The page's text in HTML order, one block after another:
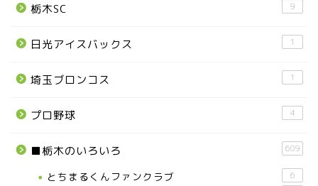
栃木SC 9
日光アイスバックス 1
埼玉ブロンコス 1
プロ野球 4
■栃木のいろいろ 609
とちまるくんファンクラブ 6